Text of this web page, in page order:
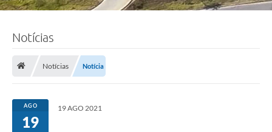
Notícias
Notícias Notícia
AGO
19
19 AGO 2021